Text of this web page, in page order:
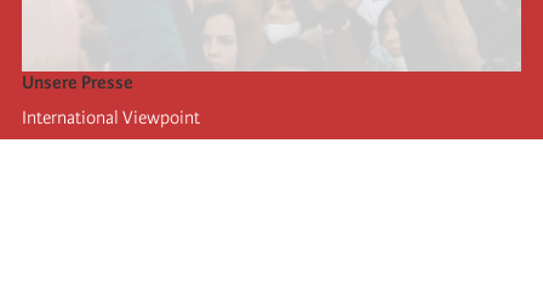
Unsere Presse
International Viewpoint